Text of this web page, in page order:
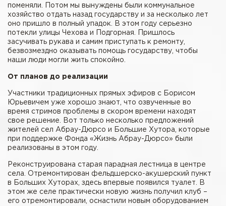
поменяли. Потом мы вынуждены были коммунальное
хозяйство отдать назад государству и за несколько лет
оно пришло в полный упадок. В этом году серьезно
потекли улицы Чехова и Подгорная. Пришлось
засучивать рукава и самим приступать к ремонту,
безвозмездно оказывать помощь государству, чтобы
наши люди могли жить спокойно.
От планов до реализации
Участники традиционных прямых эфиров с Борисом
Юрьевичем уже хорошо знают, что озвученные во
время стримов проблемы в скором времени находят
свое решение. Вот только несколько предложений
жителей сел Абрау-Дюрсо и Большие Хутора, которые
при поддержке Фонда «Жизнь Абрау-Дюрсо» были
реализованы в этом году.
Реконструирована старая парадная лестница в центре
села. Отремонтирован фельдшерско-акушерский пункт
в Больших Хуторах, здесь впервые появился туалет. В
этом же селе практически новую жизнь получил клуб –
его отремонтировали, оснастили новым оборудованием